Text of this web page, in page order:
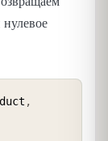
,